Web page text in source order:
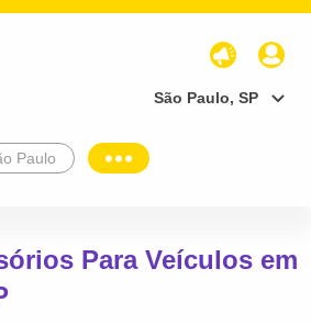
São Paulo, SP
Paulo
Para Veículos em